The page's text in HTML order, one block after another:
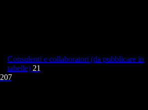
Consulenti e collaboratori (da pubblicare in
tabelle) 21
207